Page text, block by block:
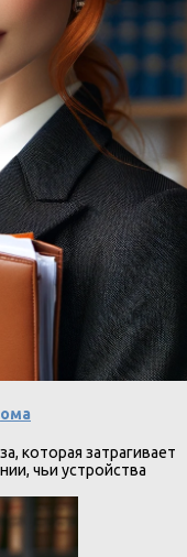
которая затрагивает
чьи устройства